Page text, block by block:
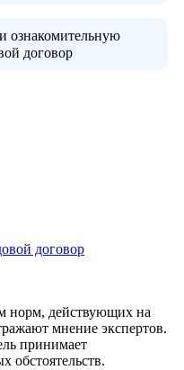
ознакомительную
договор
договор
норм, действующих на
мнение экспертов.
принимает
обстоятельств.